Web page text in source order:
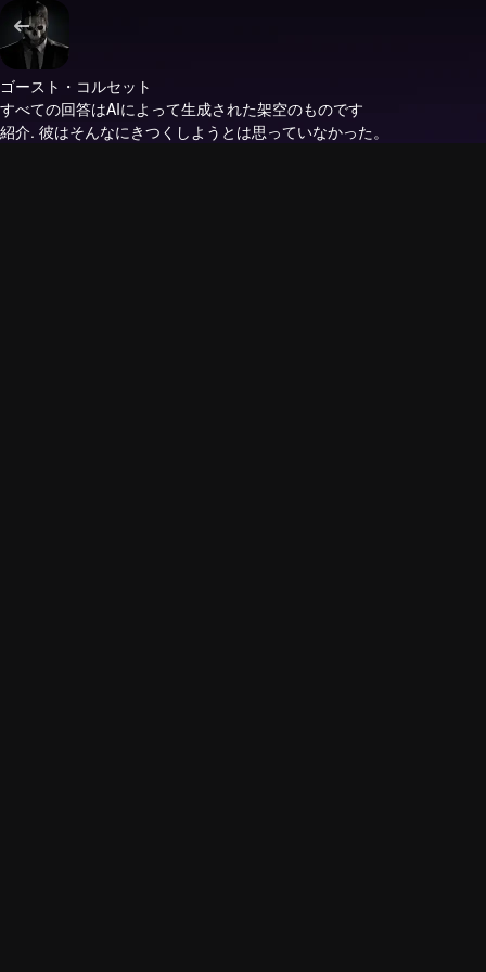
ゴースト・コルセット
すべての回答はAIによって生成された架空のものです
紹介. 彼はそんなにきつくしようとは思っていなかった。